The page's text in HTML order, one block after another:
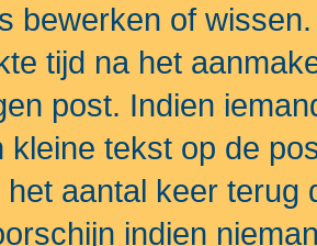
bewerken of
tijd na het
post. Indien
kleine tekst op de
aantal keer terug
indien